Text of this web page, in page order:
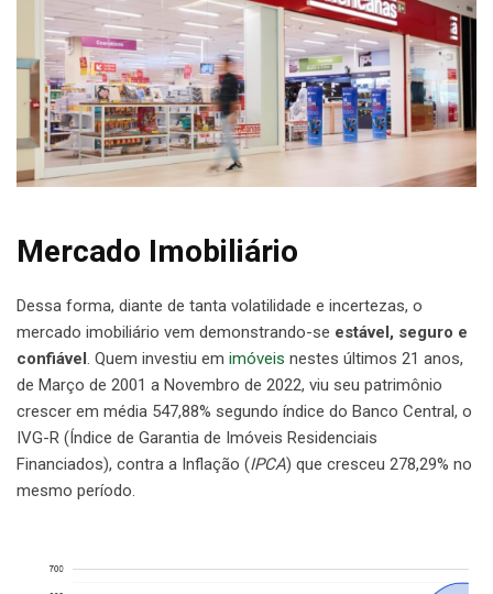
Mercado Imobiliário
Dessa forma, diante de tanta volatilidade e incertezas, o
mercado imobiliário vem demonstrando-se estável, seguro e
confiável. Quem investiu em imóveis nestes últimos 21 anos,
de Março de 2001 a Novembro de 2022, viu seu patrimônio
crescer em média 547,88% segundo índice do Banco Central, o
IVG-R (Índice de Garantia de Imóveis Residenciais
Financiados), contra a Inflação (IPCA) que cresceu 278,29% no
mesmo período.